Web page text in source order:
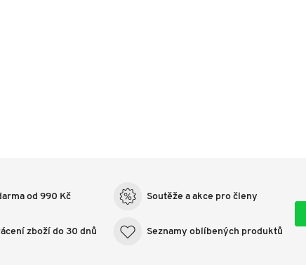
od 990 Kč
zboží do 30 dnů
Soutěže a akce pro členy
Seznamy oblíbených produktů